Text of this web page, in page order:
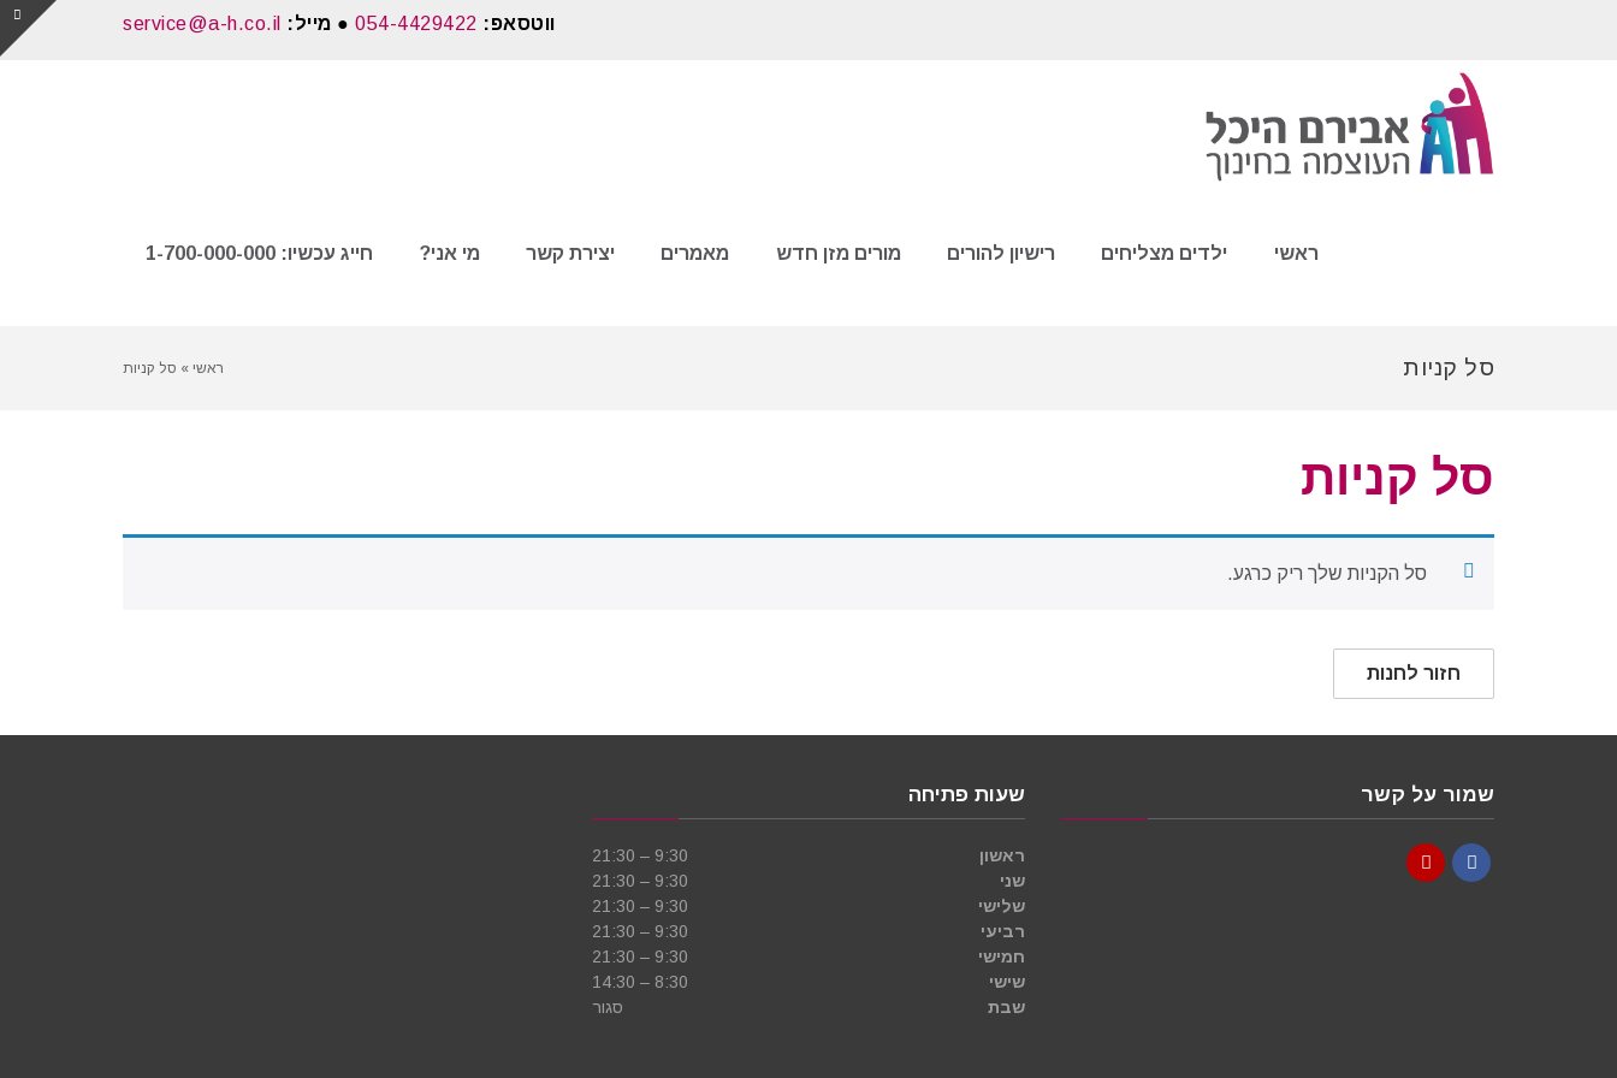
ווטסאפ: 054-4429422 ● מייל: service@a-h.co.il
ראשי ילדים מצליחים רישיון להורים מורים מזן חדש מאמרים יצירת קשר מי אני? חייג עכשיו: 1-700-000-000
סל קניות ראשי » סל קניות
סל קניות
סל הקניות שלך ריק כרגע.
חזור לחנות
שמור על קשר שעות פתיחה
ראשון
9:30 – 21:30
שני
9:30 – 21:30
שלישי
9:30 – 21:30
רביעי
9:30 – 21:30
חמישי
9:30 – 21:30
שישי
8:30 – 14:30
שבת
סגור